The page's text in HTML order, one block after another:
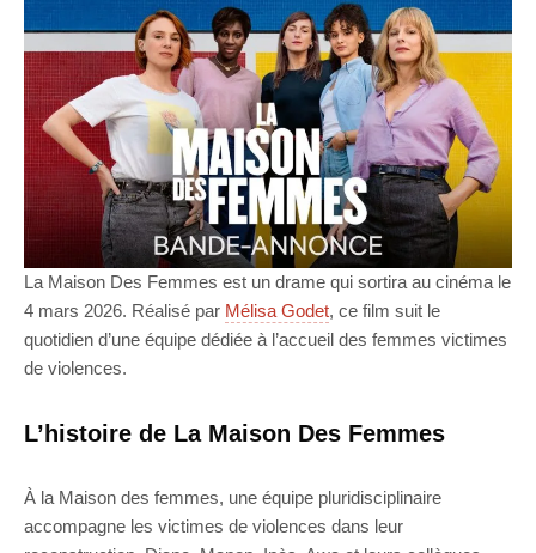
La Maison Des Femmes est un drame qui sortira au cinéma le
4 mars 2026. Réalisé par Mélisa Godet, ce film suit le
quotidien d’une équipe dédiée à l’accueil des femmes victimes
de violences.
L’histoire de La Maison Des Femmes
À la Maison des femmes, une équipe pluridisciplinaire
accompagne les victimes de violences dans leur